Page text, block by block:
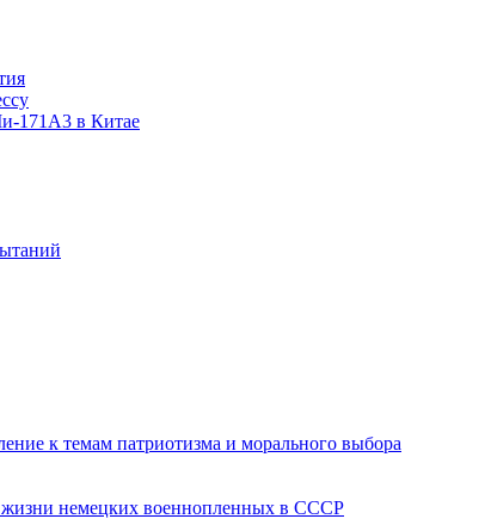
171А3 в Китае
к темам патриотизма и морального выбора
жизни немецких военнопленных в СССР